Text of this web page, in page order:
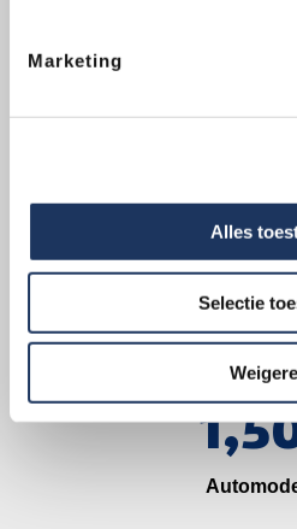
Marketing
Alles
Selectie